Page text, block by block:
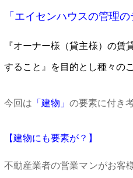
「エイセンハウスの管理
『オーナー様（貸主様）の賃
すること』を目的とし種々の
今回は 「建物」 の要素に付き
【建物にも要素が？】
不動産業者の営業マンがお客